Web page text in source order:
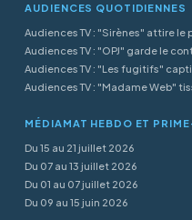
AUDIENCES QUOTIDIENNES
Audiences TV : "Sirènes" attire le
Audiences TV : "OPJ" garde le
Audiences TV : "Les fugitifs"
Audiences TV : "Madame Web"
MÉDIAMAT HEBDO ET
Du 15 au 21 juillet 2026
Du 07 au 13 juillet 2026
Du 01 au 07 juillet 2026
Du 09 au 15 juin 2026